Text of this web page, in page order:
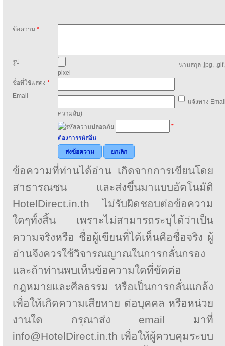
ข้อความ *
รูป
นามสกุล .jpg,
pixel
ชื่อที่ใช้แสดง *
Email
แจ้งทาง
ความลับ)
*
ต้องการรหัสอื่น
ส่งข้อความ
ยกเลิก
ข้อความที่ท่านได้อ่าน เกิดจากการเขียนโดย
สาธารณชน และส่งขึ้นมาแบบอัตโนมัติ
HotelDirect.in.th ไม่รับผิดชอบต่อข้อความ
ใดๆทั้งสิ้น เพราะไม่สามารถระบุได้ว่าเป็น
ความจริงหรือ ชื่อผู้เขียนที่ได้เห็นคือชื่อจริง ผู้
อ่านจึงควรใช้วิจารณญาณในการกลั่นกรอง
และถ้าท่านพบเห็นข้อความใดที่ขัดต่อ
กฎหมายและศีลธรรม หรือเป็นการกลั่นแกล้ง
เพื่อให้เกิดความเสียหาย ต่อบุคคล หรือหน่วย
งานใด กรุณาส่ง email มาที่
info@HotelDirect.in.th เพื่อให้ผู้ควบคุมระบบ